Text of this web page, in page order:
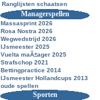
Ranglijsten schaatsen
Managerspellen
Massasprint 2026
Rosa Nostra 2026
Wegwedstrijd 2026
IJsmeester 2025
Vuelta maÃ±ager 2025
Strafschop 2021
Bettingpractice 2014
IJsmeester Hollandcups 2013
oude spellen
Sporten